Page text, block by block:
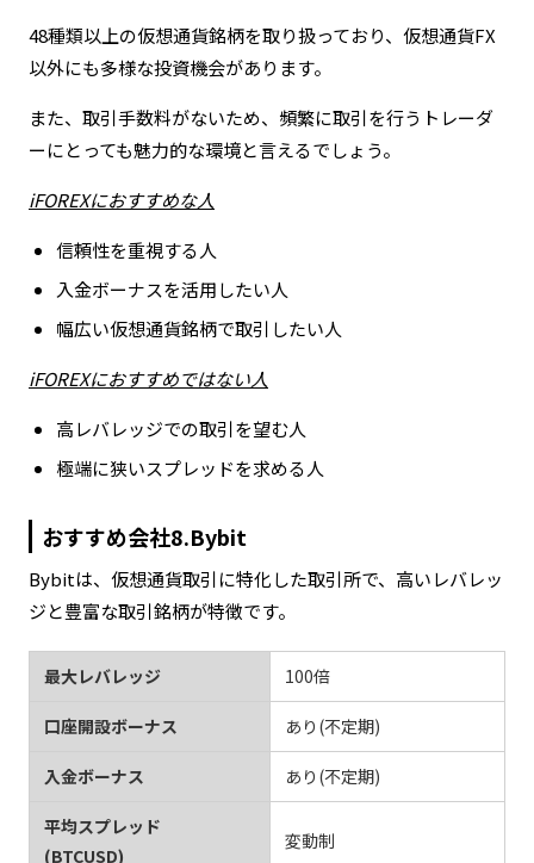
48種類以上の仮想通貨銘柄を取り扱っており、仮想通貨FX
以外にも多様な投資機会があります。
また、取引手数料がないため、頻繁に取引を行うトレーダ
ーにとっても魅力的な環境と言えるでしょう。
iFOREXにおすすめな人
信頼性を重視する人
入金ボーナスを活用したい人
幅広い仮想通貨銘柄で取引したい人
iFOREXにおすすめではない人
高レバレッジでの取引を望む人
極端に狭いスプレッドを求める人
おすすめ会社8.Bybit
Bybitは、仮想通貨取引に特化した取引所で、高いレバレッ
ジと豊富な取引銘柄が特徴です。
最大レバレッジ 100倍
口座開設ボーナス あり(不定期)
入金ボーナス あり(不定期)
平均スプレッド
(BTCUSD)
変動制